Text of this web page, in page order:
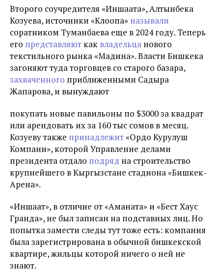
Второго соучредителя «Иншаата», Алтынбека
Козуева, источники «Клоопа» называли
соратником Туманбаева еще в 2024 году. Теперь
его представляют как владельца нового
текстильного рынка «Мадина». Власти Бишкека
загоняют туда торговцев со старого базара,
захваченного приближенными Садыра
Жапарова, и вынуждают
покупать новые павильоны по $3000 за квадрат
или арендовать их за 160 тыс сомов в месяц.
Козуеву также принадлежит«Ордо Курулуш
Компани», которой Управление делами
президента отдало подряд на строительство
крупнейшего в Кыргызстане стадиона «Бишкек-
Арена».
«Иншаат», в отличие от «Аманата» и «Бест Хаус
Гранда», не был записан на подставных лиц. Но
попытка замести следы тут тоже есть: компания
была зарегистрирована в обычной бишкекской
квартире, жильцы которой ничего о ней не
знают.